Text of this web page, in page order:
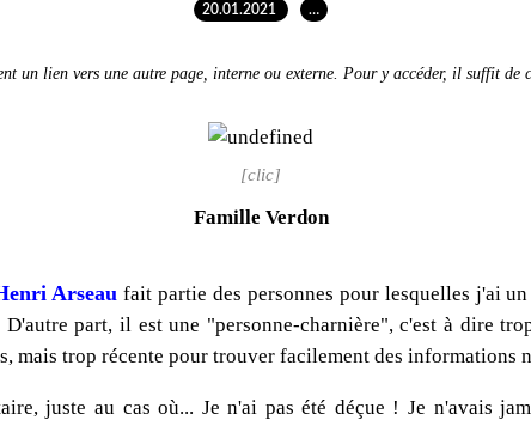
20.01.2021 …
un lien vers une autre page, interne ou externe. Pour y accéder, il suffit de
[clic]
Famille Verdon
Arseau fait partie des personnes pour lesquelles j'ai
D'autre part, il est une "personne-charnière", c'est à dire
mais trop récente pour trouver facilement des informations
juste au cas où... Je n'ai pas été déçue ! Je n'avais